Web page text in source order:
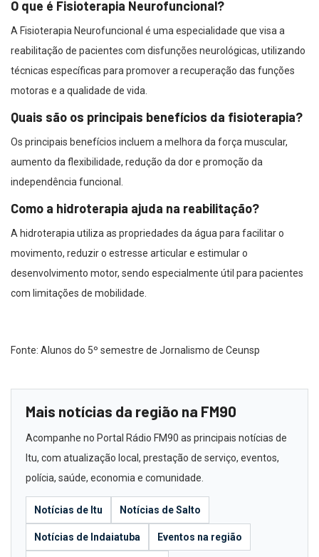
O que é Fisioterapia Neurofuncional?
A Fisioterapia Neurofuncional é uma especialidade que visa a
reabilitação de pacientes com disfunções neurológicas, utilizando
técnicas específicas para promover a recuperação das funções
motoras e a qualidade de vida.
Quais são os principais benefícios da fisioterapia?
Os principais benefícios incluem a melhora da força muscular,
aumento da flexibilidade, redução da dor e promoção da
independência funcional.
Como a hidroterapia ajuda na reabilitação?
A hidroterapia utiliza as propriedades da água para facilitar o
movimento, reduzir o estresse articular e estimular o
desenvolvimento motor, sendo especialmente útil para pacientes
com limitações de mobilidade.
Fonte: Alunos do 5º semestre de Jornalismo de Ceunsp
Mais notícias da região na FM90
Acompanhe no Portal Rádio FM90 as principais notícias de
Itu, com atualização local, prestação de serviço, eventos,
polícia, saúde, economia e comunidade.
Notícias de Itu Notícias de Salto
Notícias de Indaiatuba Eventos na região